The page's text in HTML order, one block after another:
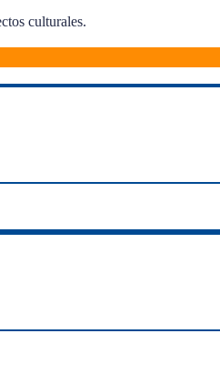
culturales.